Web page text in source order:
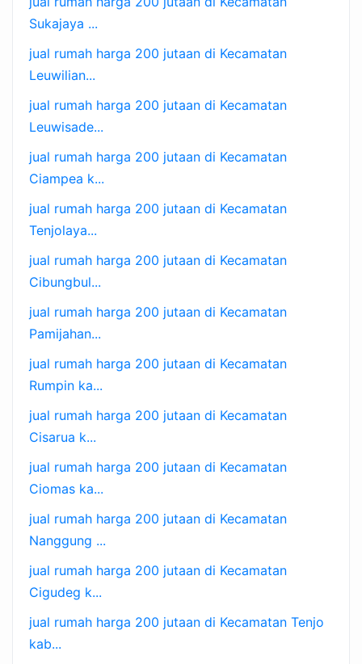
Sukajaya ...
jual rumah harga 200 jutaan di Kecamatan
Leuwilian...
jual rumah harga 200 jutaan di Kecamatan
Leuwisade...
jual rumah harga 200 jutaan di Kecamatan
Ciampea k...
jual rumah harga 200 jutaan di Kecamatan
Tenjolaya...
jual rumah harga 200 jutaan di Kecamatan
Cibungbul...
jual rumah harga 200 jutaan di Kecamatan
Pamijahan...
jual rumah harga 200 jutaan di Kecamatan
Rumpin ka...
jual rumah harga 200 jutaan di Kecamatan
Cisarua k...
jual rumah harga 200 jutaan di Kecamatan
Ciomas ka...
jual rumah harga 200 jutaan di Kecamatan
Nanggung ...
jual rumah harga 200 jutaan di Kecamatan
Cigudeg k...
jual rumah harga 200 jutaan di Kecamatan Tenjo
kab...